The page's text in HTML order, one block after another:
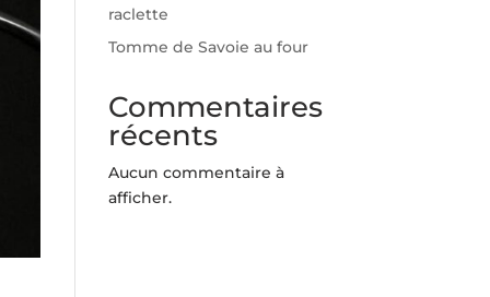
raclette
Tomme de Savoie au four
Commentaires
récents
Aucun commentaire à
afficher.